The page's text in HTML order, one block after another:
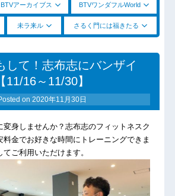
BTVアーカイブス BTVワンダフルWorld
未ラ来ル さるく門には福きたる
して！志布志にバンザイ
【11/16～11/30】
on 2020年11月30日
変身しませんか？志布志のフィットネスク
料金でお好きな時間にトレーニングできま
ご利用いただけます。